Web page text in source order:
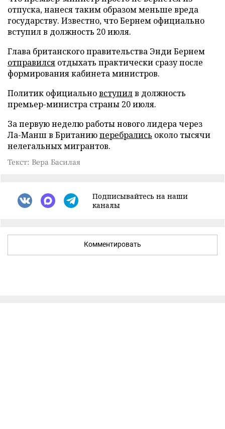
отпуска, нанеся таким образом меньше вреда
государству. Известно, что Бернем официально
вступил в должность 20 июля.
Глава британского правительства Энди Бернем
отправился отдыхать практически сразу после
формирования кабинета министров.
Политик официальновступилв должность
премьер-министра страны 20 июля.
За первую неделю работы нового лидера через
Ла-Манш в Британиюперебрались около тысячи
нелегальных мигрантов.
Текст: Вера Басилая
Подписывайтесь на наши
каналы
Комментировать